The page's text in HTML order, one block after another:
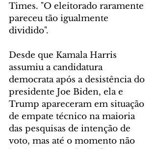
Times. "O eleitorado raramente
pareceu tão igualmente
dividido".
Desde que Kamala Harris
assumiu a candidatura
democrata após a desistência do
presidente Joe Biden, ela e
Trump apareceram em situação
de empate técnico na maioria
das pesquisas de intenção de
voto, mas até o momento não